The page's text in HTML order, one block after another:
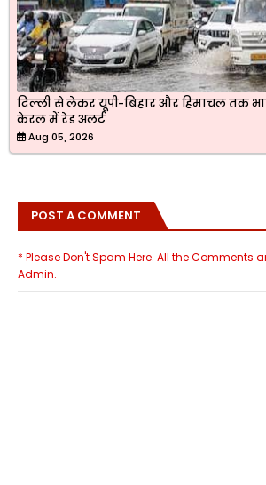
दिल्ली से लेकर यूपी-बिहार और हिमाचल तक
केरल में रेड अलर्ट
Aug 05, 2026
POST A COMMENT
* Please Don't Spam Here. All the Comments
Admin.